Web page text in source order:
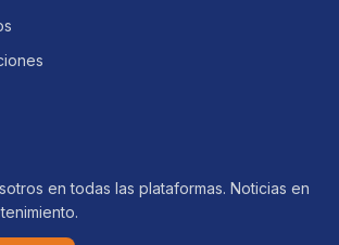
en todas las plataformas. Noticias en